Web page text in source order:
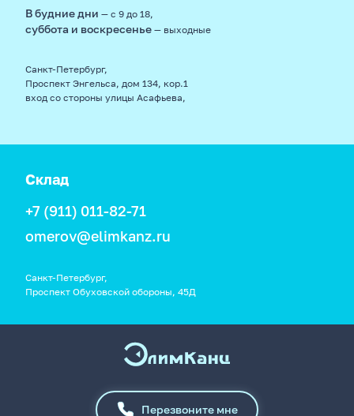
Наушники
В будние дни — с 9 до 18,
суббота и воскресенье — выходные
Санкт-Петербург,
Проспект Энгельса, дом 134, кор.1
вход со стороны улицы Асафьева,
Склад
+7 (911) 011-82-71
omerov@elimkanz.ru
Санкт-Петербург,
Проспект Обуховской обороны, 45Д
Перезвоните мне